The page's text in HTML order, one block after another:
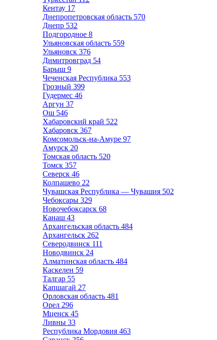
Кентау 17
Днепропетровская область 570
Днепр 532
Подгородное 8
Ульяновская область 559
Ульяновск 376
Димитровград 54
Барыш 9
Чеченская Республика 553
Грозный 399
Гудермес 46
Аргун 37
Ош 546
Хабаровский край 522
Хабаровск 367
Комсомольск-на-Амуре 97
Амурск 20
Томская область 520
Томск 357
Северск 46
Колпашево 22
Чувашская Республика — Чувашия 502
Чебоксары 329
Новочебоксарск 68
Канаш 43
Архангельская область 484
Архангельск 262
Северодвинск 111
Новодвинск 24
Алматинская область 484
Каскелен 59
Талгар 55
Капшагай 27
Орловская область 481
Орел 296
Мценск 45
Ливны 33
Республика Мордовия 463